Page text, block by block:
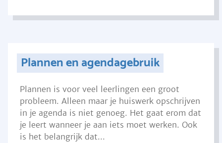
Plannen en agendagebruik
Plannen is voor veel leerlingen een groot
probleem. Alleen maar je huiswerk opschrijven
in je agenda is niet genoeg. Het gaat erom dat
je leert wanneer je aan iets moet werken. Ook
is het belangrijk dat...